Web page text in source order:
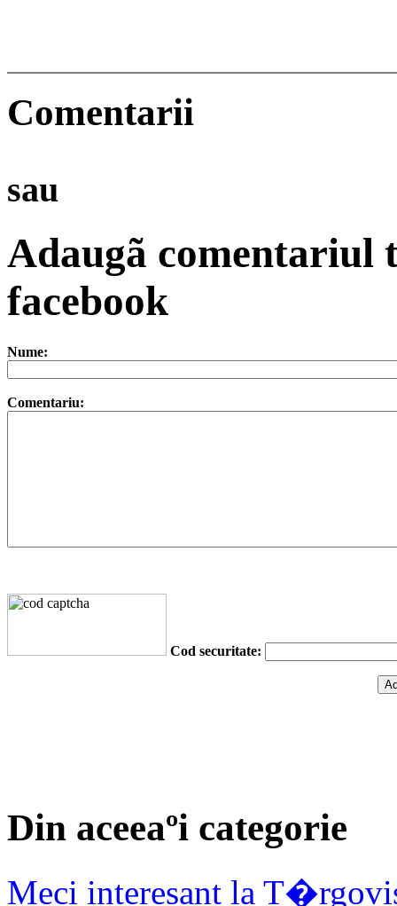
Comentarii
sau
Adaugã comentariul
facebook
Nume:
Comentariu:
Cod securitate:
Din aceeaºi categorie
Meci interesant la